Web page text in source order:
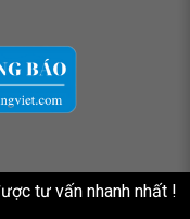
tư vấn nhanh nhất !